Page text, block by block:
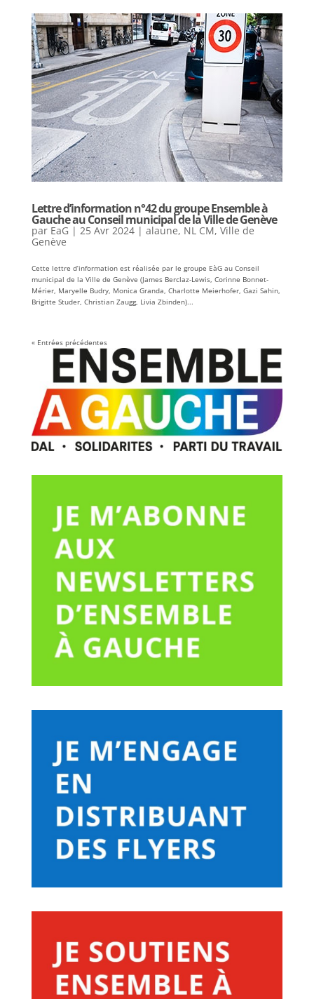
Lettre d’information n°42 du groupe Ensemble à
Gauche au Conseil municipal de la Ville de Genève
par EaG | 25 Avr 2024| alaune, NL CM, Ville de
Genève
Cette lettre d’information est réalisée par le groupe EàG au Conseil
municipal de la Ville de Genève (James Berclaz-Lewis, Corinne Bonnet-
Mérier, Maryelle Budry, Monica Granda, Charlotte Meierhofer, Gazi Sahin,
Brigitte Studer, Christian Zaugg, Livia Zbinden)...
« Entrées précédentes